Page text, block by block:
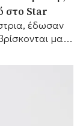
στο Star
έδωσαν
μαζί